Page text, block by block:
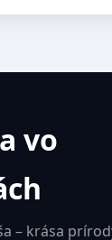
vo
– krása